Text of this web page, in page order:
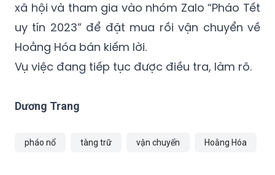
Tại cơ quan Công an, 3 đối tượng trên khai
nhận đã câu kết với nhau, sau đó lên mạng
xã hội và tham gia vào nhóm Zalo “Pháo Tết
uy tín 2023” để đặt mua rồi vận chuyển về
Vụ việc đang tiếp tục được điều tra, làm rõ.
Dương Trang